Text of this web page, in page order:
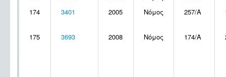
174
3401 2005 Νόμος 257/Α
175 3693 2008 Νόμος 174/Α